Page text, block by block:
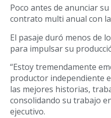
Poco antes de anunciar
contrato multi anual con
El pasaje duró menos de
para impulsar su
“Estoy tremendamente
productor independiente
las mejores historias,
consolidando su trabajo
ejecutivo.